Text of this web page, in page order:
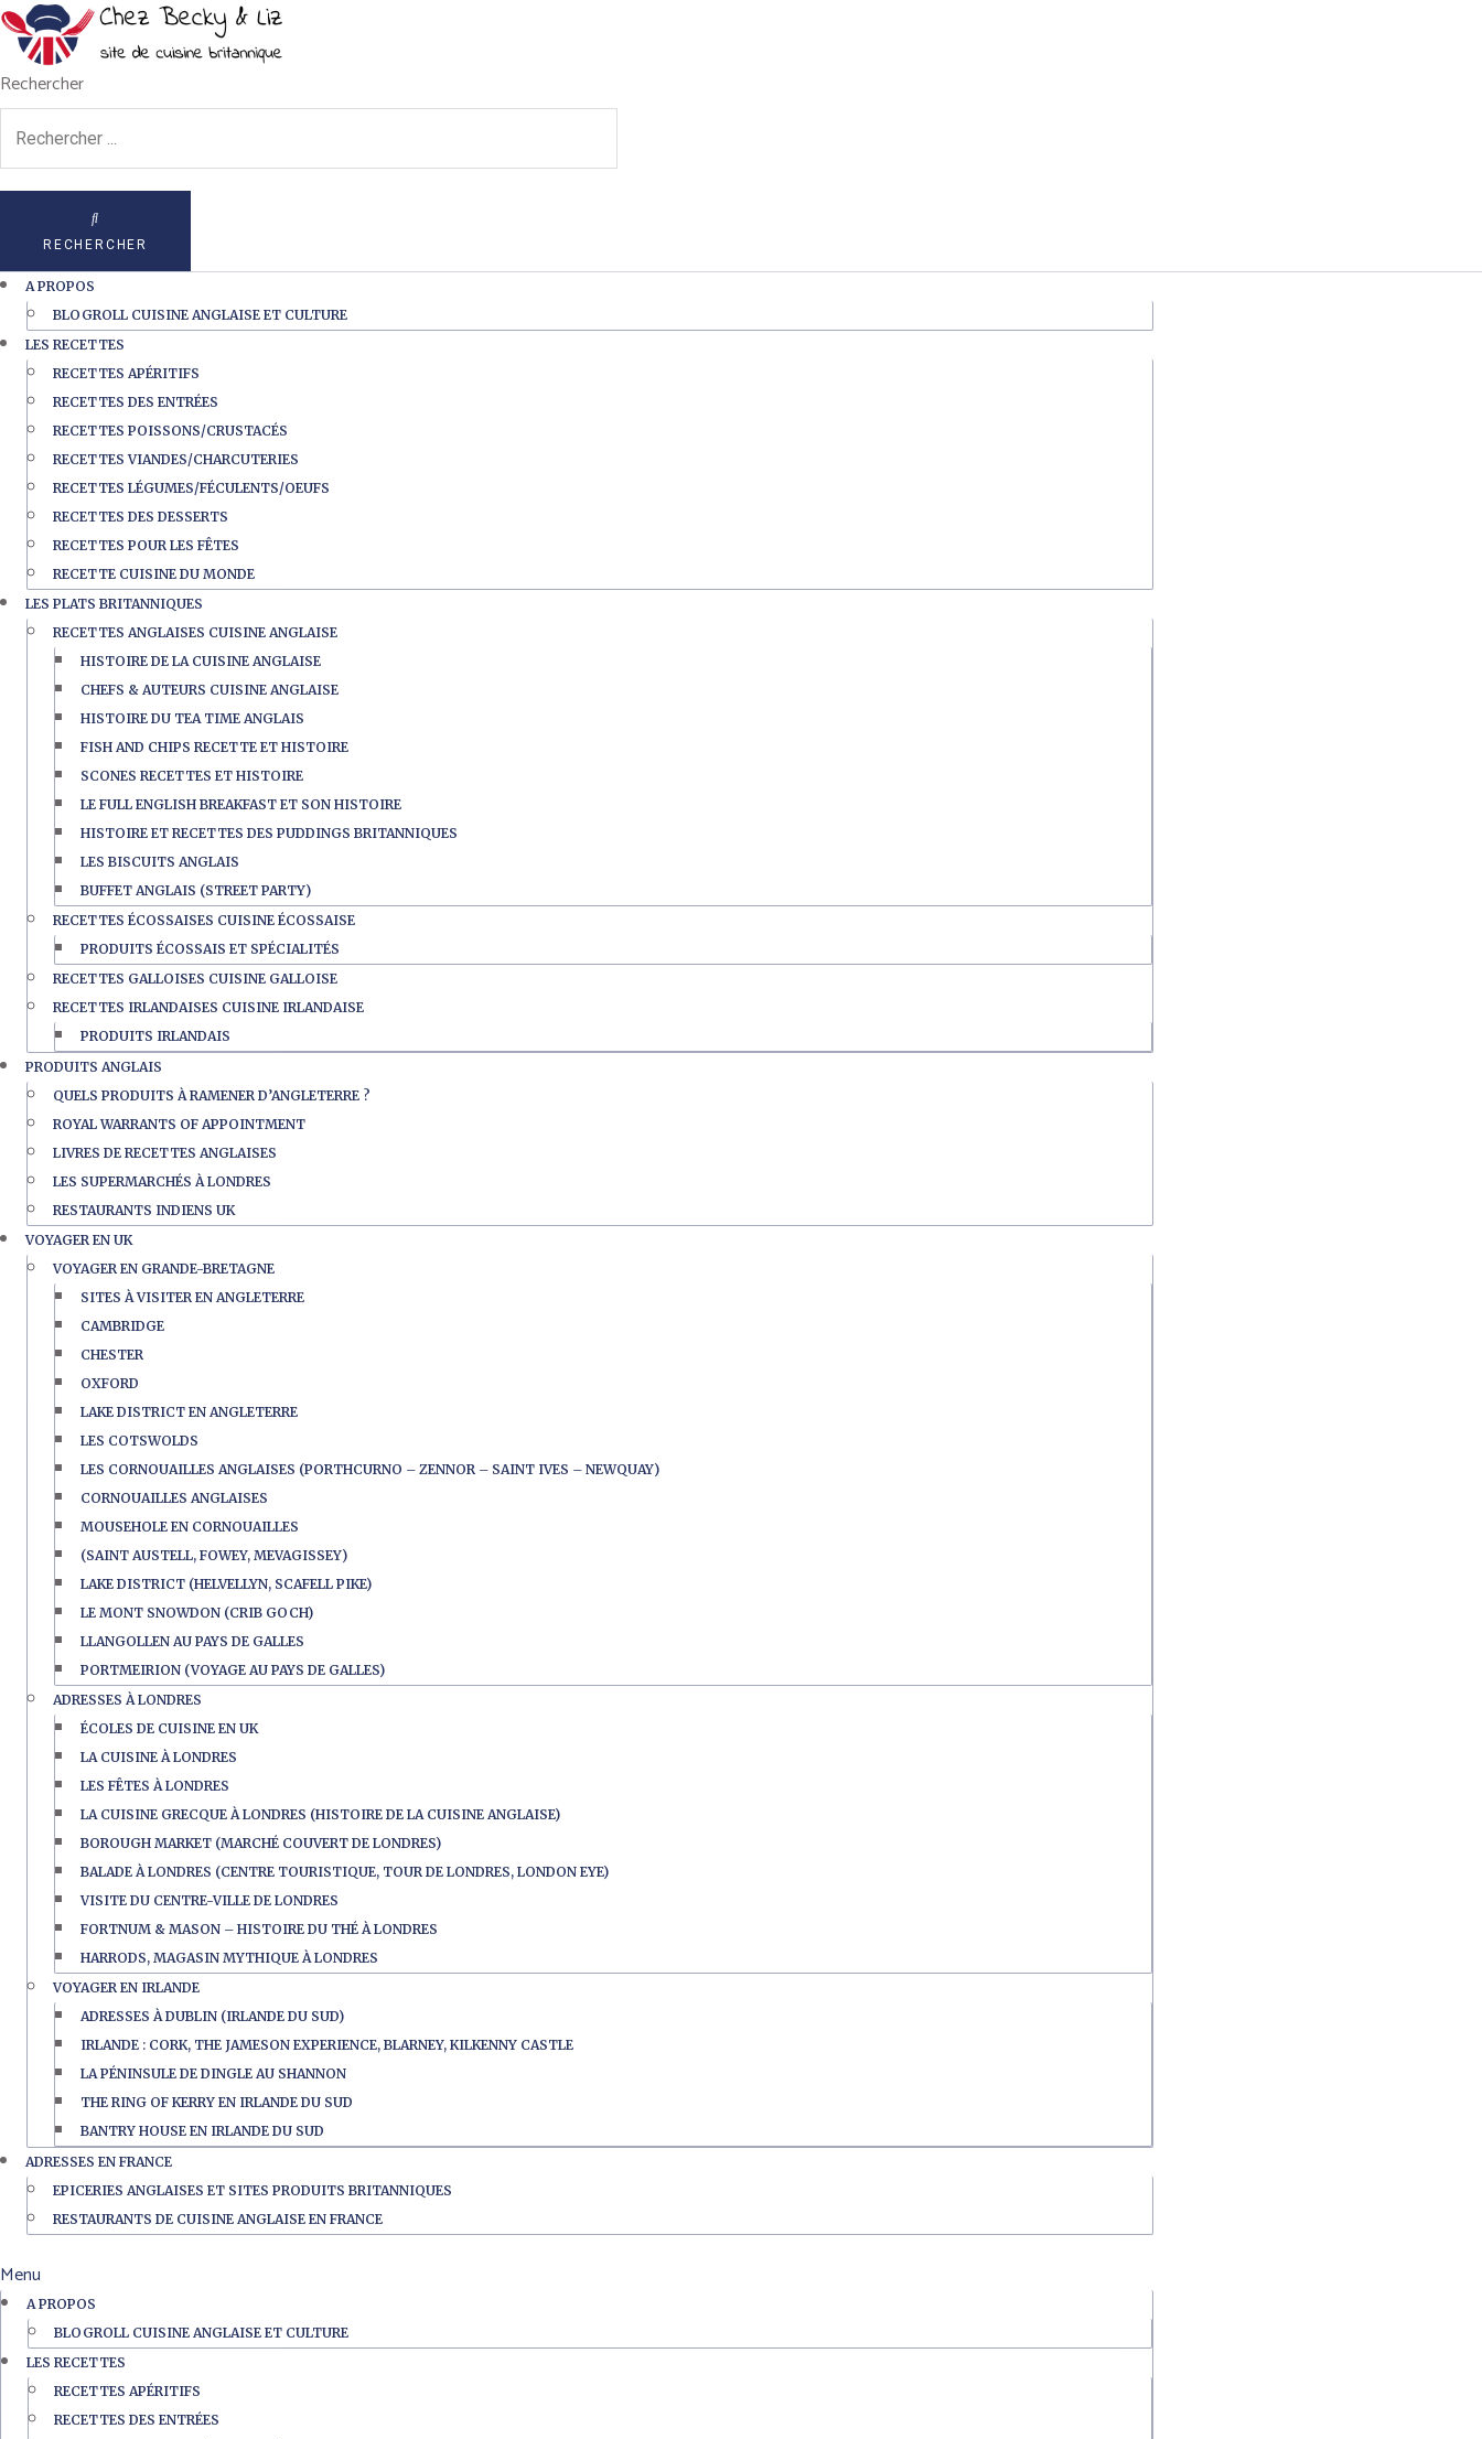
Rechercher
RECHERCHER
A PROPOS
BLOGROLL CUISINE ANGLAISE ET CULTURE
LES RECETTES
RECETTES APÉRITIFS
RECETTES DES ENTRÉES
RECETTES POISSONS/CRUSTACÉS
RECETTES VIANDES/CHARCUTERIES
RECETTES LÉGUMES/FÉCULENTS/OEUFS
RECETTES DES DESSERTS
RECETTES POUR LES FÊTES
RECETTE CUISINE DU MONDE
LES PLATS BRITANNIQUES
RECETTES ANGLAISES CUISINE ANGLAISE
HISTOIRE DE LA CUISINE ANGLAISE
CHEFS & AUTEURS CUISINE ANGLAISE
HISTOIRE DU TEA TIME ANGLAIS
FISH AND CHIPS RECETTE ET HISTOIRE
SCONES RECETTES ET HISTOIRE
LE FULL ENGLISH BREAKFAST ET SON HISTOIRE
HISTOIRE ET RECETTES DES PUDDINGS BRITANNIQUES
LES BISCUITS ANGLAIS
BUFFET ANGLAIS (STREET PARTY)
RECETTES ÉCOSSAISES CUISINE ÉCOSSAISE
PRODUITS ÉCOSSAIS ET SPÉCIALITÉS
RECETTES GALLOISES CUISINE GALLOISE
RECETTES IRLANDAISES CUISINE IRLANDAISE
PRODUITS IRLANDAIS
PRODUITS ANGLAIS
QUELS PRODUITS À RAMENER D’ANGLETERRE ?
ROYAL WARRANTS OF APPOINTMENT
LIVRES DE RECETTES ANGLAISES
LES SUPERMARCHÉS À LONDRES
RESTAURANTS INDIENS UK
VOYAGER EN UK
VOYAGER EN GRANDE-BRETAGNE
SITES À VISITER EN ANGLETERRE
CAMBRIDGE
CHESTER
OXFORD
LAKE DISTRICT EN ANGLETERRE
LES COTSWOLDS
LES CORNOUAILLES ANGLAISES (PORTHCURNO – ZENNOR – SAINT IVES – NEWQUAY)
CORNOUAILLES ANGLAISES
MOUSEHOLE EN CORNOUAILLES
(SAINT AUSTELL, FOWEY, MEVAGISSEY)
LAKE DISTRICT (HELVELLYN, SCAFELL PIKE)
LE MONT SNOWDON (CRIB GOCH)
LLANGOLLEN AU PAYS DE GALLES
PORTMEIRION (VOYAGE AU PAYS DE GALLES)
ADRESSES À LONDRES
ÉCOLES DE CUISINE EN UK
LA CUISINE À LONDRES
LES FÊTES À LONDRES
LA CUISINE GRECQUE À LONDRES (HISTOIRE DE LA CUISINE ANGLAISE)
BOROUGH MARKET (MARCHÉ COUVERT DE LONDRES)
BALADE À LONDRES (CENTRE TOURISTIQUE, TOUR DE LONDRES, LONDON EYE)
VISITE DU CENTRE-VILLE DE LONDRES
FORTNUM & MASON – HISTOIRE DU THÉ À LONDRES
HARRODS, MAGASIN MYTHIQUE À LONDRES
VOYAGER EN IRLANDE
ADRESSES À DUBLIN (IRLANDE DU SUD)
IRLANDE : CORK, THE JAMESON EXPERIENCE, BLARNEY, KILKENNY CASTLE
LA PÉNINSULE DE DINGLE AU SHANNON
THE RING OF KERRY EN IRLANDE DU SUD
BANTRY HOUSE EN IRLANDE DU SUD
ADRESSES EN FRANCE
EPICERIES ANGLAISES ET SITES PRODUITS BRITANNIQUES
RESTAURANTS DE CUISINE ANGLAISE EN FRANCE
Menu
A PROPOS
BLOGROLL CUISINE ANGLAISE ET CULTURE
LES RECETTES
RECETTES APÉRITIFS
RECETTES DES ENTRÉES